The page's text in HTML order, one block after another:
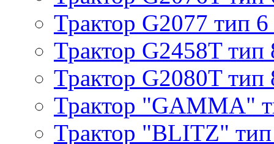
Трактор G2077 тип 6
Трактор G2458T тип
Трактор G2080T тип
Трактор "GAMMA"
Трактор "BLITZ"